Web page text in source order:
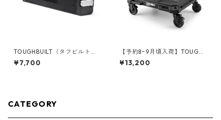
TOUGHBUILT（タフビルト）S
TACK TECH(スタックテック)
マグネットバー TB-B1-A-33
¥7,700
【予約8~9月頃入荷】TOUGHB
UILT（タフビルト）STACK TE
CH(スタックテック) ドーリー
¥13,200
CATEGORY